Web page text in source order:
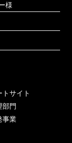
様
トサイト
部門
事業